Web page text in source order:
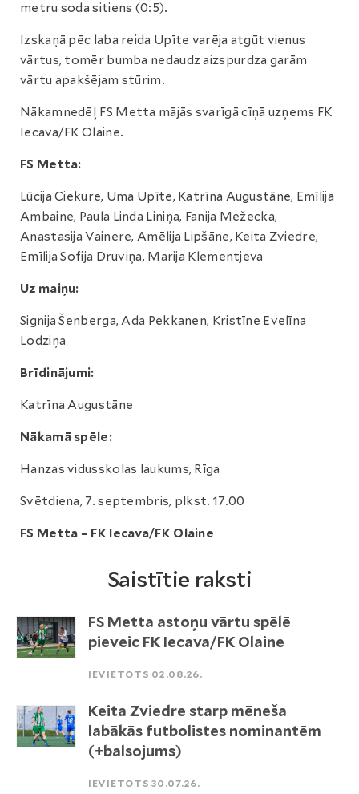
metru soda sitiens (0:5).
Izskaņā pēc laba reida Upīte varēja atgūt vienus
vārtus, tomēr bumba nedaudz aizspurdza garām
vārtu apakšējam stūrim.
Nākamnedēļ FS Metta mājās svarīgā cīņā uzņems FK
Iecava/FK Olaine.
FS Metta:
Lūcija Ciekure, Uma Upīte, Katrīna Augustāne, Emīlija
Ambaine, Paula Linda Liniņa, Fanija Mežecka,
Anastasija Vainere, Amēlija Lipšāne, Keita Zviedre,
Emīlija Sofija Druviņa, Marija Klementjeva
Uz maiņu:
Signija Šenberga, Ada Pekkanen, Kristīne Evelīna
Lodziņa
Brīdinājumi:
Katrīna Augustāne
Nākamā spēle:
Hanzas vidusskolas laukums, Rīga
Svētdiena, 7. septembris, plkst. 17.00
FS Metta – FK Iecava/FK Olaine
Saistītie raksti
FS Metta astoņu vārtu spēlē
pieveic FK Iecava/FK Olaine
IEVIETOTS 02.08.26.
Keita Zviedre starp mēneša
labākās futbolistes nominantēm
(+balsojums)
IEVIETOTS 30.07.26.